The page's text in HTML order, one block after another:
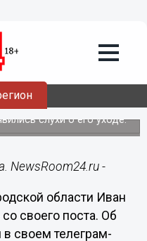
увольнение с
слухи о его уходе.
NewsRoom24.ru -
области Иван
своего поста. Об
своем телеграм-